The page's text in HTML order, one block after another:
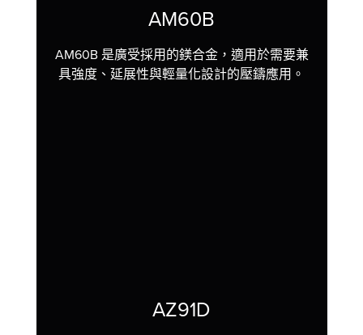
AM60B
AM60B 是廣受採用的鎂合金，適用於需要兼
具強度、延展性與輕量化設計的壓鑄應用。
AZ91D